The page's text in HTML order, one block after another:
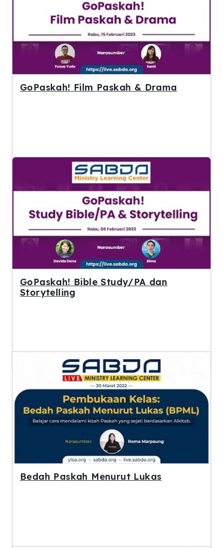
GoPaskah! Film Paskah & Drama
GoPaskah! Bible Study/PA dan
Storytelling
Bedah Paskah Menurut Lukas